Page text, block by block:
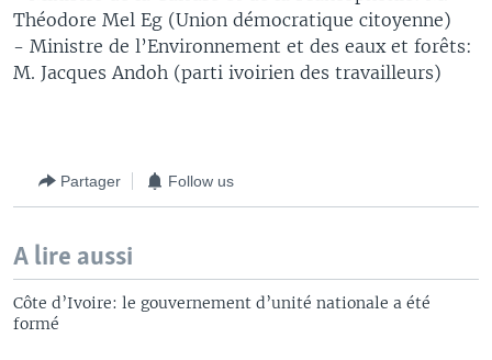
Théodore Mel Eg (Union démocratique citoyenne)
- Ministre de l’Environnement et des eaux et forêts:
M. Jacques Andoh (parti ivoirien des travailleurs)
Partager Follow us
A lire aussi
Côte d’Ivoire: le gouvernement d’unité nationale a été
formé